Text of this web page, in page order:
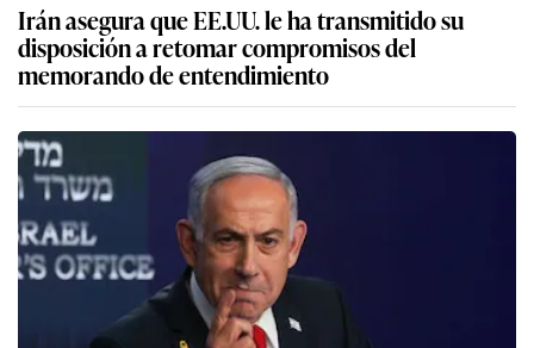
Irán asegura que EE.UU. le ha transmitido su
disposición a retomar compromisos del
memorando de entendimiento